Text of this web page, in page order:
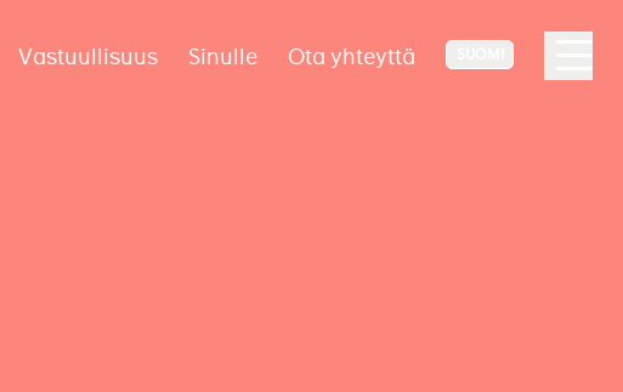
Vastuullisuus Sinulle Ota yhteyttä